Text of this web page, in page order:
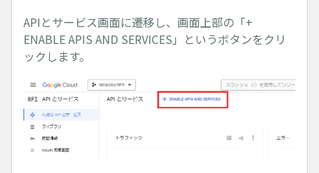
APIとサービス画面に遷移し、画面上部の「+
ENABLE APIS AND SERVICES」というボタンをクリ
ックします。